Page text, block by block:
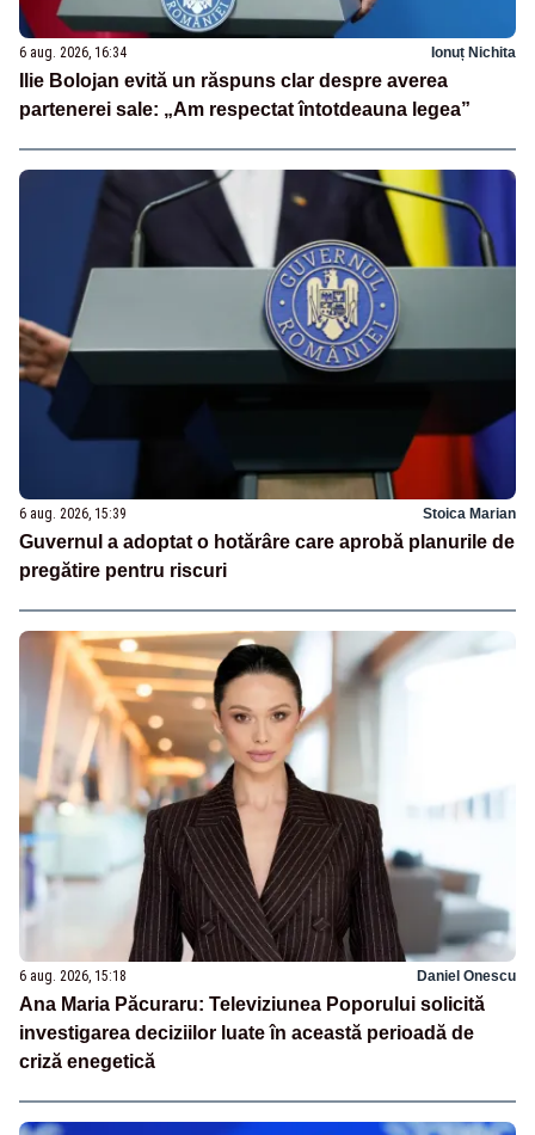
6 aug. 2026, 16:34 Ionuț Nichita
Ilie Bolojan evită un răspuns clar despre averea
partenerei sale: „Am respectat întotdeauna legea”
6 aug. 2026, 15:39 Stoica Marian
Guvernul a adoptat o hotărâre care aprobă planurile de
pregătire pentru riscuri
6 aug. 2026, 15:18 Daniel Onescu
Ana Maria Păcuraru: Televiziunea Poporului solicită
investigarea deciziilor luate în această perioadă de
criză enegetică